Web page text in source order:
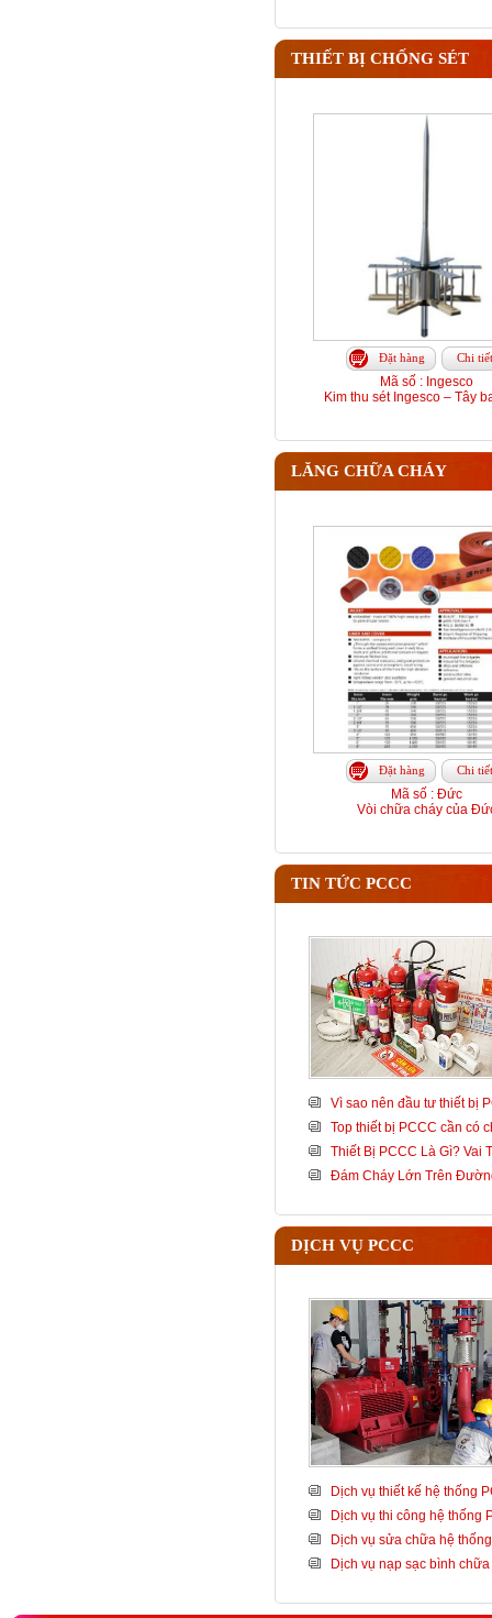
THIẾT BỊ CHỐNG SÉT
Đặt hàng Chi tiết
Mã số : Ingesco
Kim thu sét Ingesco – Tây
LĂNG CHỮA CHÁY
Đặt hàng Chi tiết
Mã số : Đức
Vòi chữa cháy của
TIN TỨC PCCC
Vì sao nên đầu tư thiết bị
Top thiết bị PCCC cần có
Thiết Bị PCCC Là Gì? Vai
Đám Cháy Lớn Trên
DỊCH VỤ PCCC
Dịch vụ thiết kế hệ thống
Dịch vụ thi công hệ thống
Dịch vụ sửa chữa hệ
Dịch vụ nạp sạc bình